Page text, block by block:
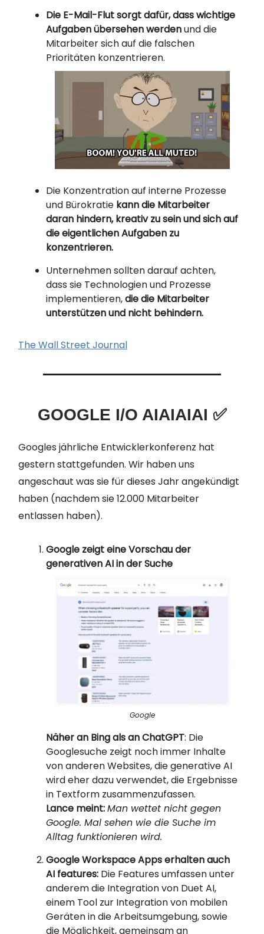
Die E-Mail-Flut sorgt dafür, dass wichtige
Aufgaben übersehen werdenund die
Mitarbeiter sich auf die falschen
Prioritäten konzentrieren.
Die Konzentration auf interne Prozesse
und Bürokratie kann die Mitarbeiter
daran hindern, kreativ zu sein und sich auf
die eigentlichen Aufgaben zu
konzentrieren.
Unternehmen sollten darauf achten,
dass sie Technologien und Prozesse
implementieren,die die Mitarbeiter
unterstützen und nicht behindern.
The Wall Street Journal
GOOGLE I/O AIAIAIAI ✅
Googles jährliche Entwicklerkonferenz hat
gestern stattgefunden. Wir haben uns
angeschaut was sie für dieses Jahr angekündigt
haben (nachdem sie 12.000 Mitarbeiter
entlassen haben).
Google zeigt eine Vorschau der
generativen AI in der Suche
Google
Näher an Bing als an ChatGPT: Die
Googlesuche zeigt noch immer Inhalte
von anderen Websites, die generative AI
wird eher dazu verwendet, die Ergebnisse
in Textform zusammenzufassen.
Lance meint:Man wettet nicht gegen
Google. Mal sehen wie die Suche im
Alltag funktionieren wird.
Google Workspace Apps erhalten auch
AI features: Die Features umfassen unter
anderem die Integration von Duet AI,
einem Tool zur Integration von mobilen
Geräten in die Arbeitsumgebung, sowie
die Möglichkeit, gemeinsam an